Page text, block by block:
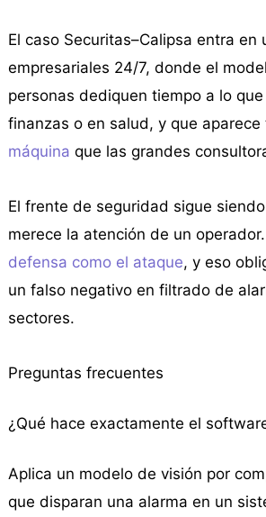
El caso Securitas–Calipsa entra
empresariales 24/7, donde el
personas dediquen tiempo a lo
finanzas o en salud, y que
máquina que las grandes
El frente de seguridad sigue
merece la atención de un
defensa como el ataque, y eso
un falso negativo en filtrado de
sectores.
Preguntas frecuentes
¿Qué hace exactamente el
Aplica un modelo de visión por
que disparan una alarma en un